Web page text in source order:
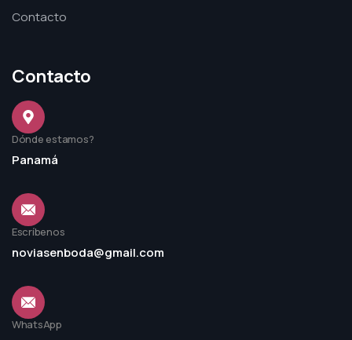
Contacto
Contacto
Dónde estamos?
Panamá
Escríbenos
noviasenboda@gmail.com
WhatsApp